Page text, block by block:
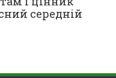
середній